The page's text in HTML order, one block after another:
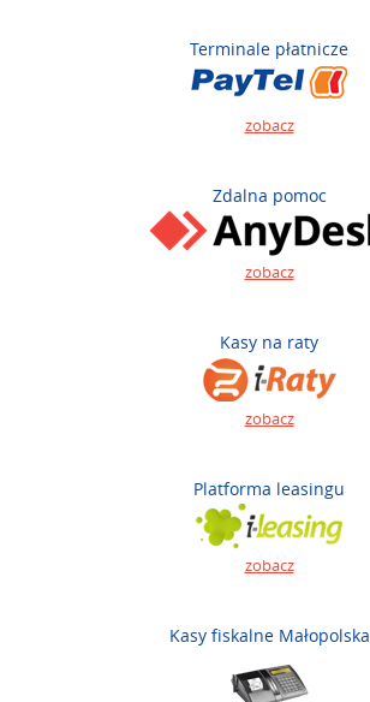
Terminale płatnicze
zobacz
Zdalna pomoc
zobacz
Kasy na raty
zobacz
Platforma leasingu
zobacz
Kasy fiskalne Małopolska